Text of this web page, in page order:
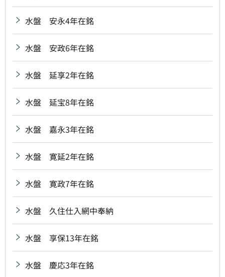
水盤 安永4年在銘
水盤 安政6年在銘
水盤 延享2年在銘
水盤 延宝8年在銘
水盤 嘉永3年在銘
水盤 寛延2年在銘
水盤 寛政7年在銘
水盤 久住仕入網中奉納
水盤 享保13年在銘
水盤 慶応3年在銘